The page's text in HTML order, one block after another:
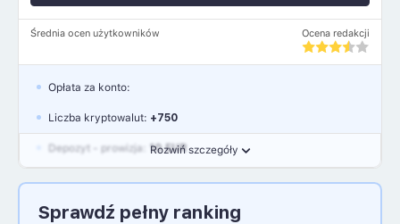
Średnia ocen użytkowników Ocena redakcji
Rozwiń szczegóły
Opłata za konto:
Liczba kryptowalut: +750
Depozyt - prowizja: 10 EUR
Język polski: NIE
Sprawdź pełny ranking